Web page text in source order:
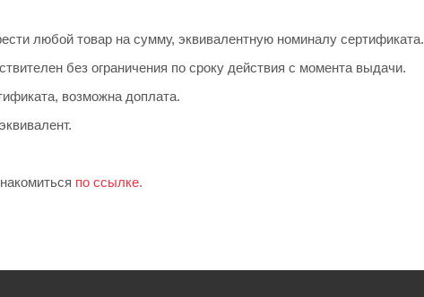
любой товар на сумму, эквивалентную номиналу сертификата.
без ограничения по сроку действия с момента выдачи.
возможна доплата.
по ссылке.